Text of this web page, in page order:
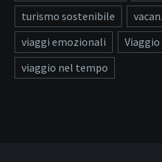
turismo sostenibile
viaggi emozionali
viaggio nel tempo